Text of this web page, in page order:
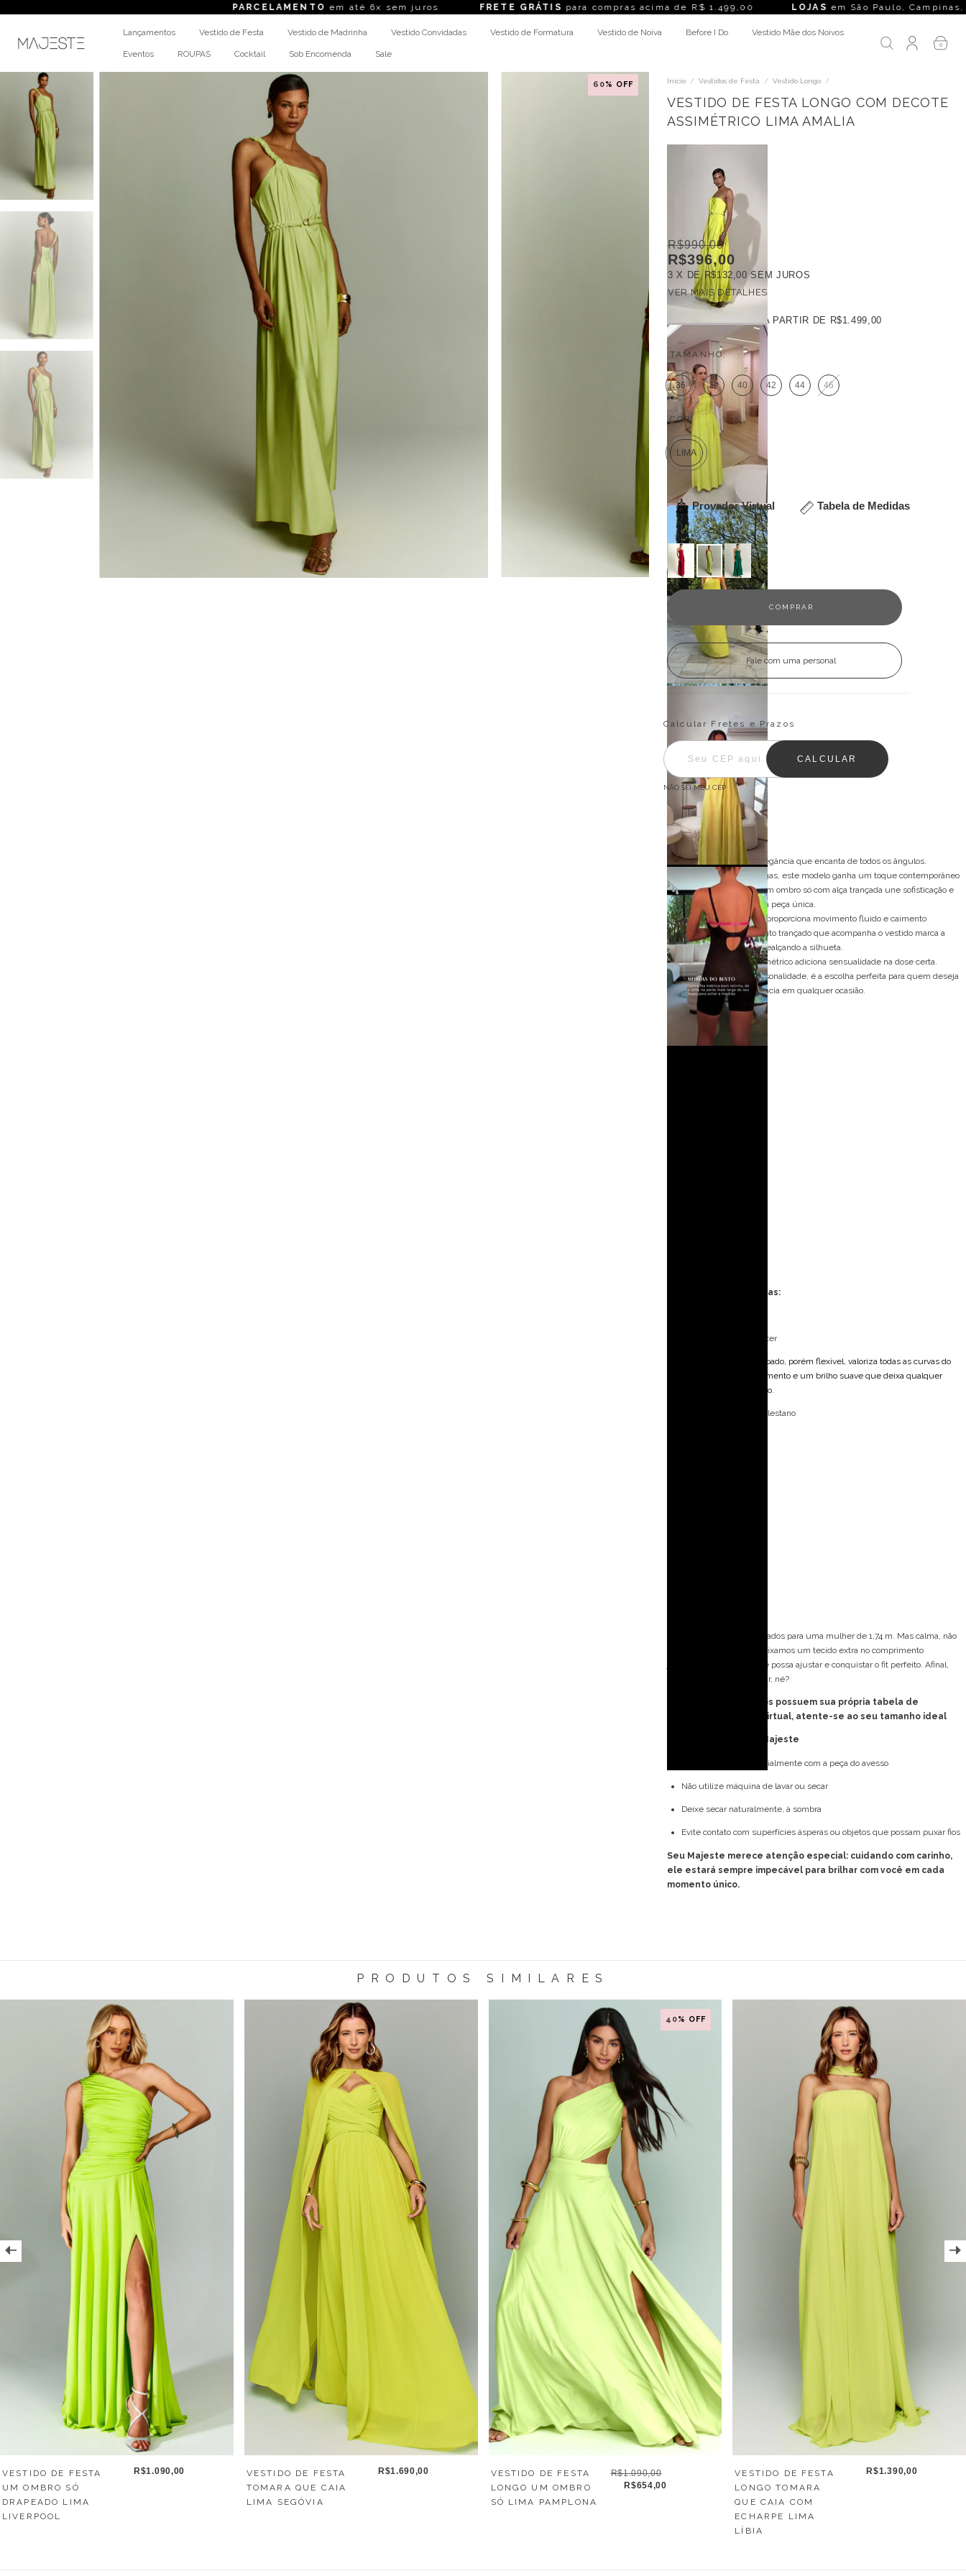
em até 6x sem juros FRETE GRÁTIS para compras acima de R$ 1.499,00LOJASem São Paulo, Campinas, Rio de Janeiro,
Lançamentos Vestido de Festa Vestido de Madrinha Vestido Convidadas Vestido de Formatura Vestido de Noiva Before I Do Vestido Mãe dos Noivos
Eventos ROUPAS Cocktail Sob Encomenda Sale
0
60% OFF Início / Vestidos de Festa / Vestido Longo /
VESTIDO DE FESTA LONGO COM DECOTE
ASSIMÉTRICO LIMA AMALIA
R$990,00
R$396,00
3 X DER$132,00 SEM JUROS
VER MAIS DETALHES
FRETE GRÁTIS A PARTIR DE R$1.499,00
TAMANHO:
36 38 40 42 44 46
COR:
LIMA
Provador Virtual Tabela de Medidas
Veja outras opções
Fale com uma personal
Entregas para o CEP:
Calcular Fretes e Prazos
CALCULAR
NÃO SEI MEU CEP
Descrição
Vestido de festa longo, elegância que encanta de todos os ângulos.
Inspirado nas deusas gregas, este modelo ganha um toque contemporâneo
irresistível. O design de um ombro só com alça trançada une sofisticação e
charme artesanal em uma peça única.
O tecido leve e acetinado proporciona movimento fluido e caimento
impecável, enquanto o cinto trançado que acompanha o vestido marca a
cintura na medida certa, realçando a silhueta.
Nas costas, o decote assimétrico adiciona sensualidade na dose certa.
Atemporal e cheio de personalidade, é a escolha perfeita para quem deseja
brilhar com estilo e elegância em qualquer ocasião.
Detalhes do modelo:
Um ombro só
Especificações Técnicas:
Composição: 100 % Poliéster
É uma um material encorpado, porém flexivel, valoriza todas as curvas do
corpo e tem um ótimo caimento e um brilho suave que deixa qualquer
peça com ar de sofisticação.
Forro: 92% Poliéster 08% Elestano
Nossos modelos são pensados para uma mulher de 1,74 m. Mas calma, não
precisa ter essa altura! Deixamos um tecido extra no comprimento
justamente para que você possa ajustar e conquistar o fit perfeito. Afinal,
melhor sobrar do que faltar, né?
Obs: Todos os vestidos possuem sua própria tabela de
medidas e provador virtual, atente-se ao seu tamanho ideal
Cuidados com o seu Majeste
Lave à mão, preferencialmente com a peça do avesso
Não utilize máquina de lavar ou secar
Deixe secar naturalmente, à sombra
Evite contato com superfícies ásperas ou objetos que possam puxar fios
Seu Majeste merece atenção especial: cuidando com carinho,
ele estará sempre impecável para brilhar com você em cada
momento único.
PRODUTOS SIMILARES
VESTIDO DE FESTA
UM OMBRO SÓ
DRAPEADO LIMA
LIVERPOOL
R$1.090,00
VESTIDO DE FESTA
TOMARA QUE CAIA
LIMA SEGÓVIA
R$1.690,00
40% OFF
VESTIDO DE FESTA
LONGO UM OMBRO
SÓ LIMA PAMPLONA
R$1.090,00
R$654,00
VESTIDO DE FESTA
LONGO TOMARA
QUE CAIA COM
ECHARPE LIMA
LÍBIA
R$1.390,00